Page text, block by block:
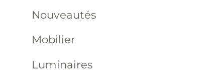
Nouveautés
Mobilier
Luminaires